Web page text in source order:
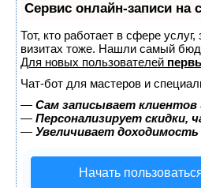
Сервис онлайн-записи на
Тот, кто работает в сфере
визитах тоже. Нашли самый
Для новых пользователей
Чат-бот для мастеров и
— Сам записывает
— Персонализирует скидки,
— Увеличивает
Начать